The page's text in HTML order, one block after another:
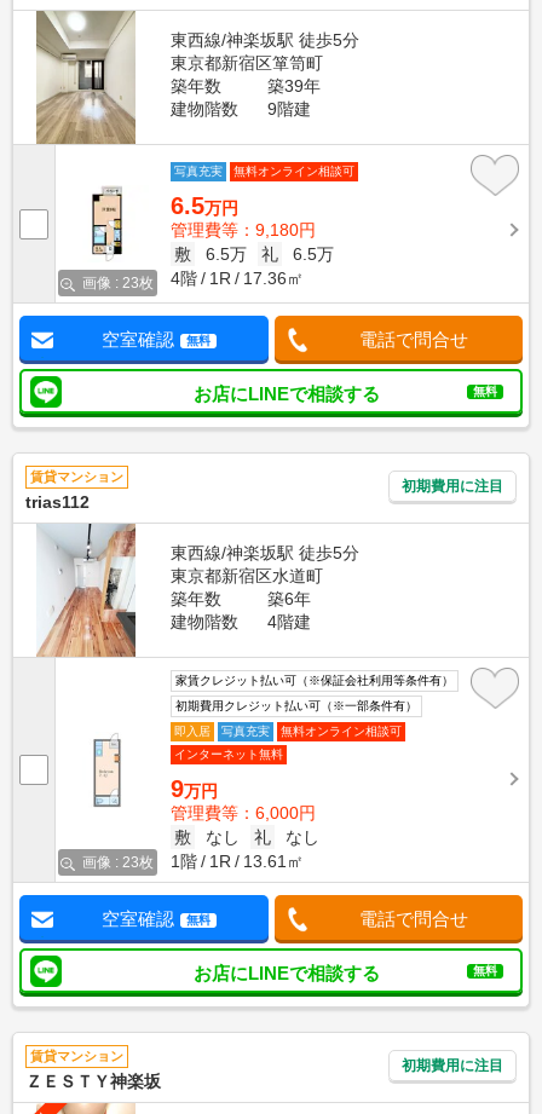
東西線/神楽坂駅 徒歩5分
東京都新宿区箪笥町
築年数
築39年
建物階数
9階建
画像 : 23枚
写真充実 無料オンライン相談可
6.5万円
管理費等：9,180円
敷
6.5万 礼
6.5万
4階
1R 17.36㎡
空室確認 無料 電話で問合せ
お店にLINEで相談する 無料
賃貸マンション
trias112
初期費用に注目
東西線/神楽坂駅 徒歩5分
東京都新宿区水道町
築年数
築6年
建物階数
4階建
画像 : 23枚
家賃クレジット払い可（※保証会社利用等条件有）
初期費用クレジット払い可（※一部条件有）
即入居
写真充実
無料オンライン相談可
インターネット無料
9万円
管理費等：6,000円
敷
なし 礼
なし
1階
1R 13.61㎡
空室確認 無料 電話で問合せ
お店にLINEで相談する 無料
賃貸マンション
ＺＥＳＴＹ神楽坂
初期費用に注目